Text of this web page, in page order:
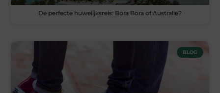
De perfecte huwelijksreis: Bora Bora of Australië?
BLOG